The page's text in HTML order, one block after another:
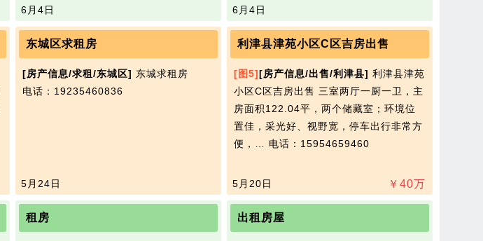
6月4日 6月4日
东城区求租房
[房产信息/求租/东城区] 东城求租房
电话：19235460836
5月24日
利津县津苑小区C区吉房出售
[图5][房产信息/出售/利津县] 利津县津苑
小区C区吉房出售 三室两厅一厨一卫，主
房面积122.04平，两个储藏室；环境位
置佳，采光好、视野宽，停车出行非常方
便，… 电话：15954659460
￥ 40万
5月20日
租房 出租房屋